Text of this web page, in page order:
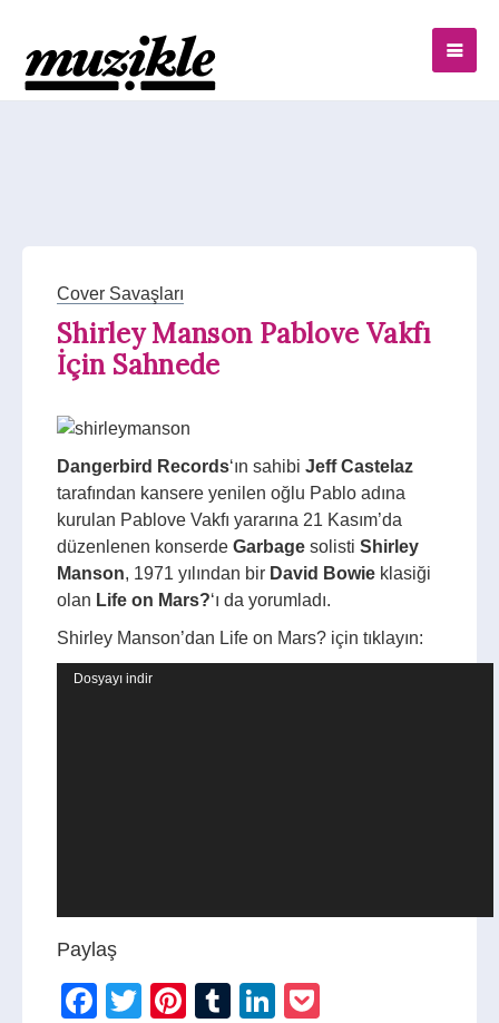
Cover Savaşları
Shirley Manson Pablove Vakfı
İçin Sahnede
Dangerbird Records‘ın sahibi Jeff Castelaz
tarafından kansere yenilen oğlu Pablo adına
kurulan Pablove Vakfı yararına 21 Kasım’da
düzenlenen konserde Garbage solisti Shirley
Manson, 1971 yılından bir David Bowie klasiği
olan Life on Mars?‘ı da yorumladı.
Shirley Manson’dan Life on Mars? için tıklayın:
Video
Dosyayı indir
Paylaş
Facebook
TwitterPinterest
TumblrLinkedIn